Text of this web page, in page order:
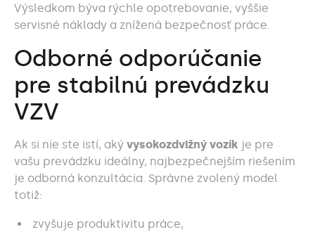
Výsledkom býva rýchle opotrebovanie, vyššie
servisné náklady a znížená bezpečnosť práce.
Odborné odporúčanie
pre stabilnú prevádzku
VZV
Ak si nie ste istí, aký vysokozdvižný vozík je pre
vašu prevádzku ideálny, najbezpečnejším riešením
je odborná konzultácia. Správne zvolený model
totiž:
zvyšuje produktivitu práce,